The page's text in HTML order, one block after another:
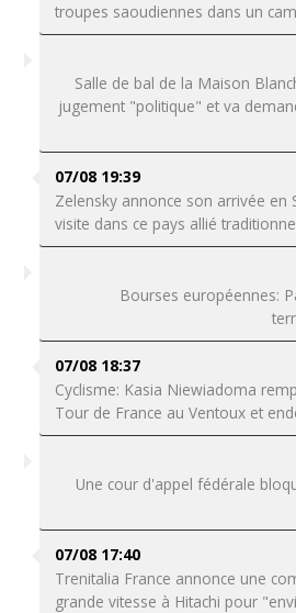
troupes saoudiennes dans un
Salle de bal de la Maison
jugement "politique" et va
07/08 19:39
Zelensky annonce son arrivée en
visite dans ce pays allié
Bourses européennes:
07/08 18:37
Cyclisme: Kasia Niewiadoma
Tour de France au Ventoux et
Une cour d'appel fédérale
07/08 17:40
Trenitalia France annonce une
grande vitesse à Hitachi pour